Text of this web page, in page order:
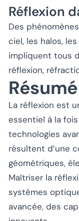
Réflexion
Des
ciel, les halos,
impliquent tous
réflexion,
Résumé
La réflexion est
essentiel à la
technologies
résultent d’une
géométriques,
Maîtriser la
systèmes
avancée, des